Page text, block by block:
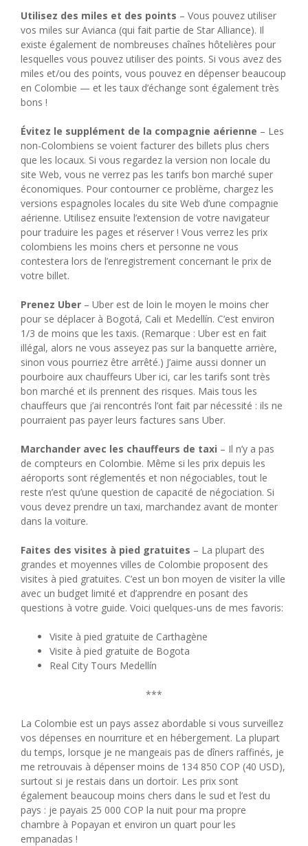
Utilisez des miles et des points – Vous pouvez utiliser
vos miles sur Avianca (qui fait partie de Star Alliance). Il
existe également de nombreuses chaînes hôtelières pour
lesquelles vous pouvez utiliser des points. Si vous avez des
miles et/ou des points, vous pouvez en dépenser beaucoup
en Colombie — et les taux d’échange sont également très
bons !
Évitez le supplément de la compagnie aérienne – Les
non-Colombiens se voient facturer des billets plus chers
que les locaux. Si vous regardez la version non locale du
site Web, vous ne verrez pas les tarifs bon marché super
économiques. Pour contourner ce problème, chargez les
versions espagnoles locales du site Web d’une compagnie
aérienne. Utilisez ensuite l’extension de votre navigateur
pour traduire les pages et réserver ! Vous verrez les prix
colombiens les moins chers et personne ne vous
contestera lors de l’enregistrement concernant le prix de
votre billet.
Prenez Uber – Uber est de loin le moyen le moins cher
pour se déplacer à Bogotá, Cali et Medellín. C’est environ
1/3 de moins que les taxis. (Remarque : Uber est en fait
illégal, alors ne vous asseyez pas sur la banquette arrière,
sinon vous pourriez être arrêté.) J’aime aussi donner un
pourboire aux chauffeurs Uber ici, car les tarifs sont très
bon marché et ils prennent des risques. Mais tous les
chauffeurs que j’ai rencontrés l’ont fait par nécessité : ils ne
pourraient pas payer leurs factures sans Uber.
Marchander avec les chauffeurs de taxi – Il n’y a pas
de compteurs en Colombie. Même si les prix depuis les
aéroports sont réglementés et non négociables, tout le
reste n’est qu’une question de capacité de négociation. Si
vous devez prendre un taxi, marchandez avant de monter
dans la voiture.
Faites des visites à pied gratuites – La plupart des
grandes et moyennes villes de Colombie proposent des
visites à pied gratuites. C’est un bon moyen de visiter la ville
avec un budget limité et d’apprendre en posant des
questions à votre guide. Voici quelques-uns de mes favoris:
Visite à pied gratuite de Carthagène
Visite à pied gratuite de Bogota
Real City Tours Medellín
***
La Colombie est un pays assez abordable si vous surveillez
vos dépenses en nourriture et en hébergement. La plupart
du temps, lorsque je ne mangeais pas de dîners raffinés, je
me retrouvais à dépenser moins de 134 850 COP (40 USD),
surtout si je restais dans un dortoir. Les prix sont
également beaucoup moins chers dans le sud et l’est du
pays : je payais 25 000 COP la nuit pour ma propre
chambre à Popayan et environ un quart pour les
empanadas !